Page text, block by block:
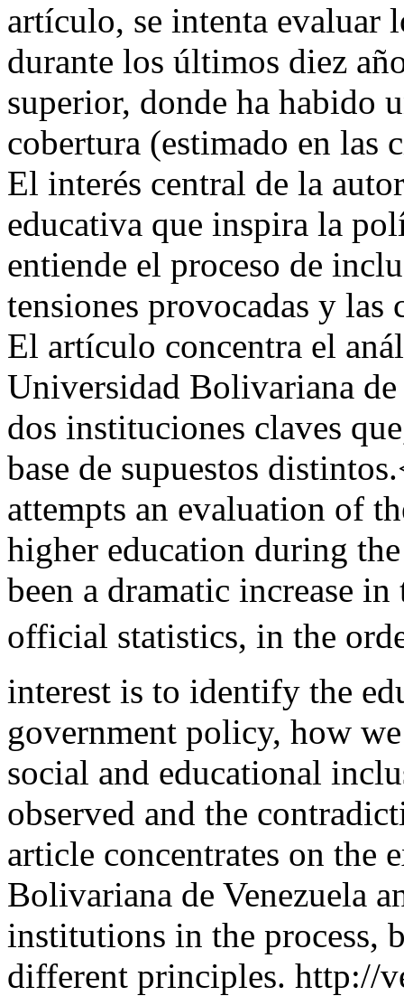
artículo, se intenta evaluar
durante los últimos diez
superior, donde ha habido
cobertura (estimado en las
El interés central de la
educativa que inspira la
entiende el proceso de
tensiones provocadas y las
El artículo concentra el
Universidad Bolivariana
dos instituciones claves
base de supuestos
attempts an evaluation of
higher education during
been a dramatic increase
official statistics, in the
interest is to identify the
government policy, how
social and educational
observed and the
article concentrates on the
Bolivariana de Venezuela
institutions in the process,
different principles. http://